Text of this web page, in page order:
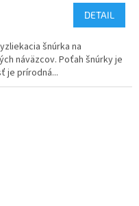
DETAIL
šnúrka na
náväzcov. Poťah šnúrky je
je prírodná...